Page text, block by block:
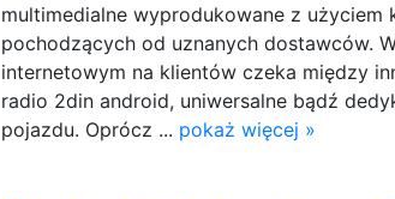
multimedialne wyprodukowane z użyciem
pochodzących od uznanych dostawców.
internetowym na klientów czeka między
radio 2din android, uniwersalne bądź
pojazdu. Oprócz ... pokaż więcej »